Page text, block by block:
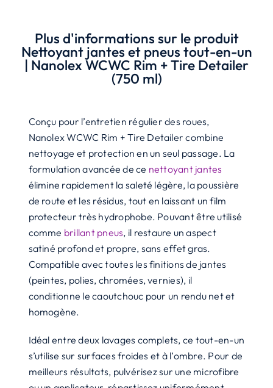
tout-
en-
WCWC
Rim
+
Tire
Detailer
(750
ml)
Plus d'informations sur le produit
Nettoyant jantes et pneus tout-en-un
| Nanolex WCWC Rim + Tire Detailer
(750 ml)
Conçu pour l’entretien régulier des roues,
Nanolex WCWC Rim + Tire Detailer combine
nettoyage et protection en un seul passage. La
formulation avancée de ce nettoyant jantes
élimine rapidement la saleté légère, la poussière
de route et les résidus, tout en laissant un film
protecteur très hydrophobe. Pouvant être utilisé
comme brillant pneus, il restaure un aspect
satiné profond et propre, sans effet gras.
Compatible avec toutes les finitions de jantes
(peintes, polies, chromées, vernies), il
conditionne le caoutchouc pour un rendu net et
homogène.
Idéal entre deux lavages complets, ce tout-en-un
s’utilise sur surfaces froides et à l’ombre. Pour de
meilleurs résultats, pulvérisez sur une microfibre